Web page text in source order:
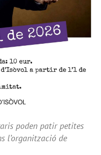
poden patir petites
l’organització de